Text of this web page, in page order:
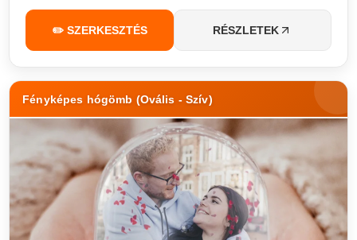
✏️ SZERKESZTÉS RÉSZLETEK
Fényképes hógömb (Ovális - Szív)